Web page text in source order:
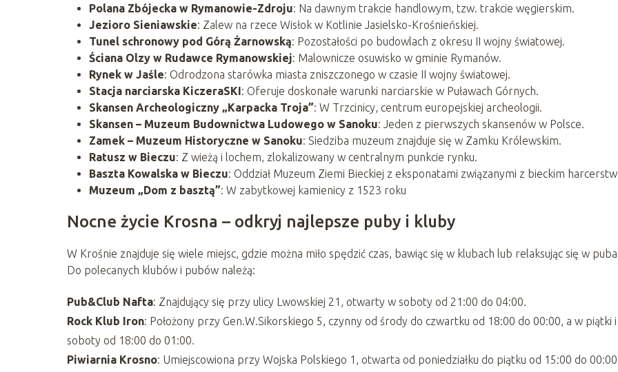
Polana Zbójecka w Rymanowie-Zdroju: Na dawnym trakcie handlowym, tzw. trakcie węgierskim​
Jezioro Sieniawskie: Zalew na rzece Wisłok w Kotlinie Jasielsko-Krośnieńskiej​
Tunel schronowy pod Górą Żarnowską: Pozostałości po budowlach z okresu II wojny światowej​
Ściana Olzy w Rudawce Rymanowskiej: Malownicze osuwisko w gminie Rymanów​
Rynek w Jaśle: Odrodzona starówka miasta zniszczonego w czasie II wojny światowej​
Stacja narciarska KiczeraSKI: Oferuje doskonałe warunki narciarskie w Puławach Górnych​
Skansen Archeologiczny „Karpacka Troja”: W Trzcinicy, centrum europejskiej archeologii​
Skansen – Muzeum Budownictwa Ludowego w Sanoku: Jeden z pierwszych skansenów w Polsce​
Zamek – Muzeum Historyczne w Sanoku: Siedziba muzeum znajduje się w Zamku Królewskim​
Ratusz w Bieczu: Z wieżą i lochem, zlokalizowany w centralnym punkcie rynku​
Baszta Kowalska w Bieczu: Oddział Muzeum Ziemi Bieckiej z eksponatami związanymi z bieckim
Muzeum „Dom z basztą”: W zabytkowej kamienicy z 1523 roku
Nocne życie Krosna – odkryj najlepsze puby i kluby
W Krośnie znajduje się wiele miejsc, gdzie można miło spędzić czas, bawiąc się w klubach lub relaksując się w
Do polecanych klubów i pubów należą:
Pub&Club Nafta: Znajdujący się przy ulicy Lwowskiej 21, otwarty w soboty od 21:00 do 04:00​
Rock Klub Iron: Położony przy Gen.W.Sikorskiego 5, czynny od środy do czwartku od 18:00 do 00:00, a w piątki i
soboty od 18:00 do 01:00​
Piwiarnia Krosno: Umiejscowiona przy Wojska Polskiego 1, otwarta od poniedziałku do piątku od 15:00 do